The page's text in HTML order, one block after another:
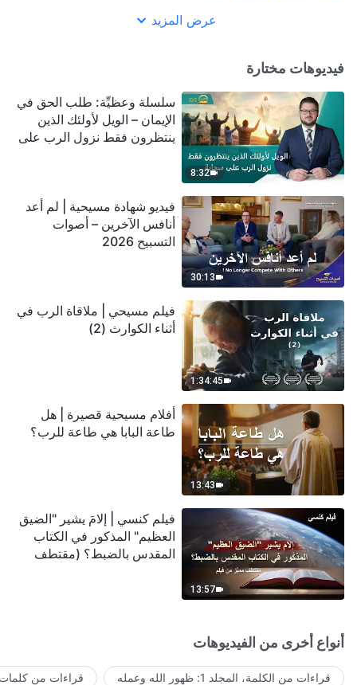
عرض المزيد
فيديوهات مختارة
8:32
سلسلة وعظيِّة: طلب الحق في
الإيمان – الويل لأولئك الذين
ينتظرون فقط نزول الرب على
30:13
فيديو شهادة مسيحية | لم أعد
أنافس الآخرين – أصوات
التسبيح 2026
1:34:45
فيلم مسيحي | ملاقاة الرب في
أثناء الكوارث (2)
13:43
أفلام مسيحية قصيرة | هل
طاعة البابا هي طاعة للرب؟
13:57
فيلم كنسي | إلامَ يشير "الضيق
العظيم" المذكور في الكتاب
المقدس بالضبط؟ (مقتطف
أنواع أخرى من الفيديوهات
قراءات من الكلمة، المجلد 1: ظهور الله وعمله قراءات من كلمات